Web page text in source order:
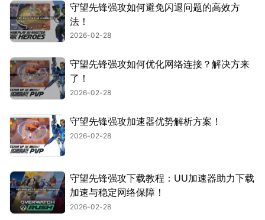
守望先锋强攻如何避免闪退问题的高效方
法！
2026-02-28
守望先锋强攻如何优化网络连接？解决方来
了！
2026-02-28
守望先锋强攻加速器优势解析方案！
2026-02-28
守望先锋强攻下载教程：UU加速器助力下载
加速与稳定网络保障！
2026-02-28